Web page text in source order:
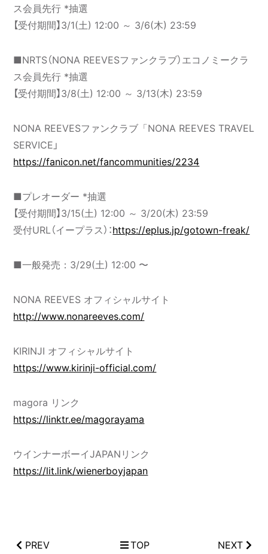
ス会員先行 *抽選
【受付期間】3/1(土) 12:00 ～ 3/6(木) 23:59
■NRTS（NONA REEVESファンクラブ）エコノミークラ
ス会員先行 *抽選
【受付期間】3/8(土) 12:00 ～ 3/13(木) 23:59
NONA REEVESファンクラブ「NONA REEVES TRAVEL
SERVICE」
https://fanicon.net/fancommunities/2234
■プレオーダー *抽選
【受付期間】3/15(土) 12:00 ～ 3/20(木) 23:59
受付URL（イープラス）：https://eplus.jp/gotown-freak/
■一般発売：3/29(土) 12:00 〜
NONA REEVES オフィシャルサイト
http://www.nonareeves.com/
KIRINJI オフィシャルサイト
https://www.kirinji-official.com/
magora リンク
https://linktr.ee/magorayama
ウインナーボーイJAPANリンク
https://lit.link/wienerboyjapan
PREV TOP NEXT